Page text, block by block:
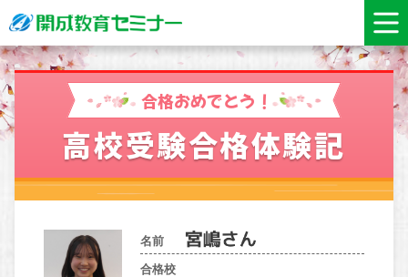
合格おめでとう！
高校受験合格体験記
名前
合格校